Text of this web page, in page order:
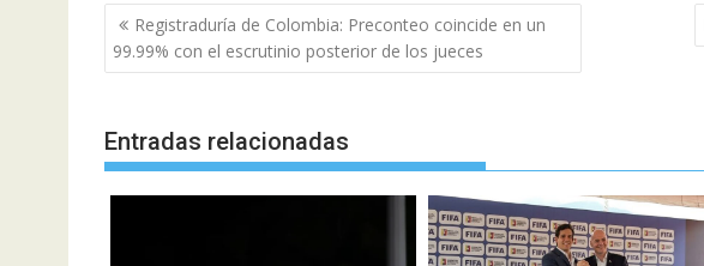
Navegación
de
entradas
Registraduría de Colombia: Preconteo coincide en un
99.99% con el escrutinio posterior de los jueces
Entradas relacionadas